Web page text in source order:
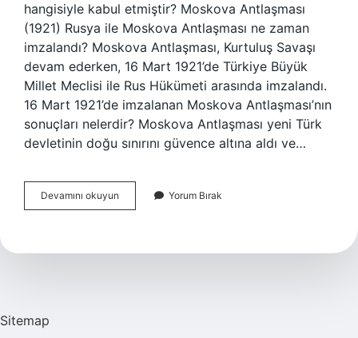
hangisiyle kabul etmiştir? Moskova Antlaşması
(1921) Rusya ile Moskova Antlaşması ne zaman
imzalandı? Moskova Antlaşması, Kurtuluş Savaşı
devam ederken, 16 Mart 1921’de Türkiye Büyük
Millet Meclisi ile Rus Hükümeti arasında imzalandı.
16 Mart 1921’de imzalanan Moskova Antlaşması’nın
sonuçları nelerdir? Moskova Antlaşması yeni Türk
devletinin doğu sınırını güvence altına aldı ve…
Devamını okuyun
Mücadele
Rusyanın
Yorum Bırak
Sitemap